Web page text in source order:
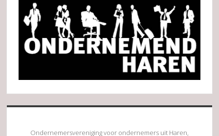
Ondernemersvereniging voor ondernemers uit Haren,